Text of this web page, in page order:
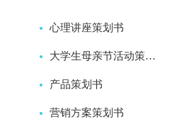
一份策划书呢？拿起笔的时候却...
心理讲座策划书
2026-07-19
大学生母亲节活动策划书
产品策划书
营销方案策划书